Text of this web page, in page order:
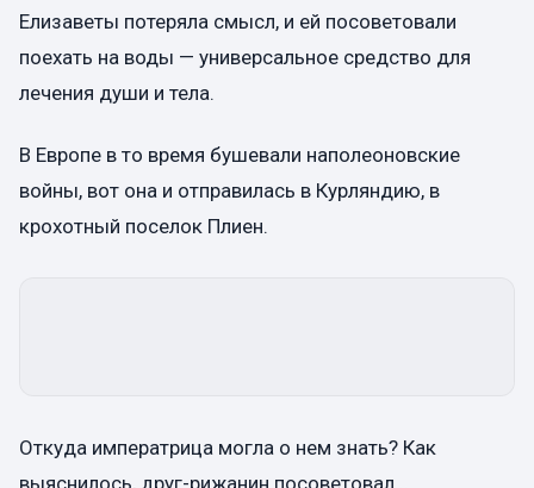
Елизаветы потеряла смысл, и ей посоветовали
поехать на воды — универсальное средство для
лечения души и тела.
В Европе в то время бушевали наполеоновские
войны, вот она и отправилась в Курляндию, в
крохотный поселок Плиен.
Откуда императрица могла о нем знать? Как
выяснилось, друг-рижанин посоветовал…